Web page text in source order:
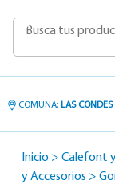
COMUNA: LAS CONDES
Inicio > Calefont
y Accesorios >